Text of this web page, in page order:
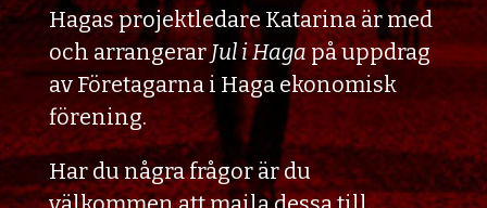
Hagas projektledare Katarina är med
och arrangerarJul i Haga på uppdrag
av Företagarna i Haga ekonomisk
förening.
Har du några frågor är du